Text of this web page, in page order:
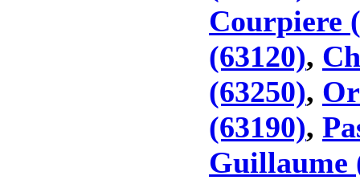
Courpiere
(63120),
(63250),
(63190),
Guillaume